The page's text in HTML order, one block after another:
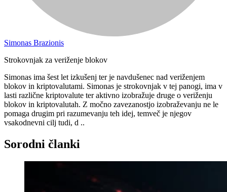
Simonas Brazionis
Strokovnjak za veriženje blokov
Simonas ima šest let izkušenj ter je navdušenec nad veriženjem
blokov in kriptovalutami. Simonas je strokovnjak v tej panogi, ima v
lasti različne kriptovalute ter aktivno izobražuje druge o veriženju
blokov in kriptovalutah. Z močno zavezanostjo izobraževanju ne le
pomaga drugim pri razumevanju teh idej, temveč je njegov
vsakodnevni cilj tudi, d ..
Sorodni članki